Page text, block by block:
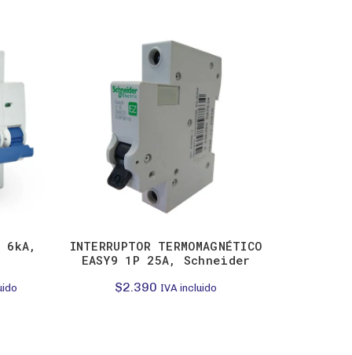
INTERRUPTOR TERMOMAGNÉTICO
EASY9 1P 25A, Schneider
$2.390 IVA incluido